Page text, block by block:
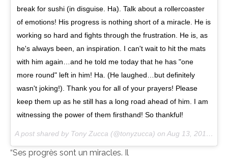
break for sushi (in disguise. Ha). Talk about a rollercoaster
of emotions! His progress is nothing short of a miracle. He is
working so hard and fights through the frustration. He is, as
he's always been, an inspiration. I can't wait to hit the mats
with him again…and he told me today that he has "one
more round" left in him! Ha. (He laughed…but definitely
wasn't joking!). Thank you for all of your prayers! Please
keep them up as he still has a long road ahead of him. I am
witnessing the power of them firsthand! So thankful!
A post shared by Tony Zucca (@tonyzucca) on Aug 13, 2017 at 6:26pm PDT
“Ses progrès sont un miracles. Il